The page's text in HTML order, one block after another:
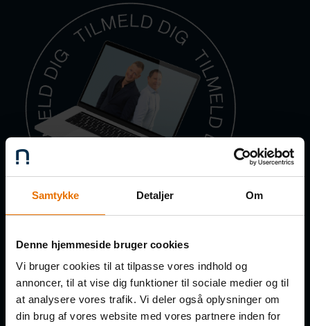
Samtykke Detaljer Om
Denne hjemmeside bruger cookies
Vi bruger cookies til at tilpasse vores indhold og
annoncer, til at vise dig funktioner til sociale medier og til
at analysere vores trafik. Vi deler også oplysninger om
din brug af vores website med vores partnere inden for
Få de nye afsnit direkte i din
indbakke
FORNAVN